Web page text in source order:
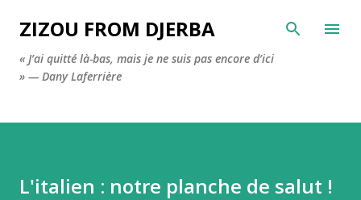
Accéder au contenu principal
ZIZOU FROM DJERBA
« J’ai quitté là-bas, mais je ne suis pas encore d’ici
» — Dany Laferrière
L'italien : notre planche de salut !